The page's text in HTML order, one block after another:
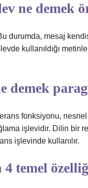
ne demek
durumda, mesaj
kullanıldığı
demek
fonksiyonu,
işlevidir. Dilin bir
işlevinde kullanılır.
temel